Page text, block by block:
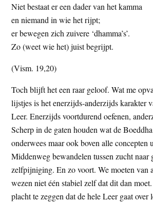
Niet bestaat er een dader van het kamma
en niemand in wie het rijpt;
er bewegen zich zuivere ‘dhamma’s’.
Zo (weet wie het) juist begrijpt.
(Vism. 19,20)
Toch blijft het een raar geloof. Wat me
lijstjes is het enerzijds-anderzijds karakter
Leer. Enerzijds voortdurend oefenen,
Scherp in de gaten houden wat de
onderwees maar ook boven alle concepten
Middenweg bewandelen tussen zucht naar
zelfpijniging. En zo voort. We moeten van
wezen niet één stabiel zelf dat dit dan
placht te zeggen dat de hele Leer gaat over